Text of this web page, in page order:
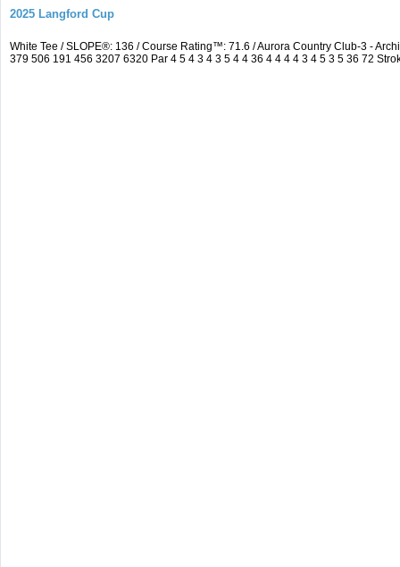
2025 Langford Cup
White Tee / SLOPE®: 136 / Course Rating™: 71.6 / Aurora Country Club-3 -
379 506 191 456 3207 6320 Par 4 5 4 3 4 3 5 4 4 36 4 4 4 4 3 4 5 3 5 36 72